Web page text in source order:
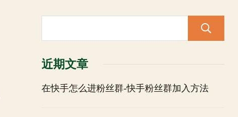
近期文章
在快手怎么进粉丝群-快手粉丝群加入方法